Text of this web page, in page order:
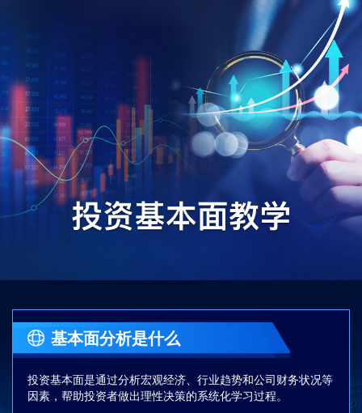
基本面分析是什么
投资基本面是通过分析宏观经济、行业趋势和公司财务状况等
因素，帮助投资者做出理性决策的系统化学习过程。